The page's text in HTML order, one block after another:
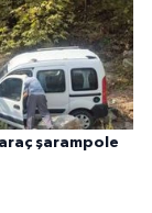
şarampole